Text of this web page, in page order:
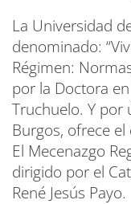
La Universidad
denominado:
Régimen:
por la Doctora
Truchuelo. Y por
Burgos, ofrece
El Mecenazgo
dirigido por el
René Jesús Payo.